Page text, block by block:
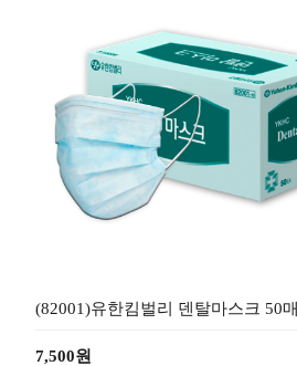
(82001)유한킴벌리 덴탈마스크 50매
7,500원